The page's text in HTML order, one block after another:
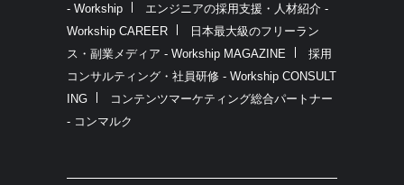
- Workship
エンジニアの採用支援・人材紹介 -
Workship CAREER
日本最大級のフリーラン
ス・副業メディア - Workship MAGAZINE
採用
コンサルティング・社員研修 - Workship CONSULT
ING
コンテンツマーケティング総合パートナー
- コンマルク